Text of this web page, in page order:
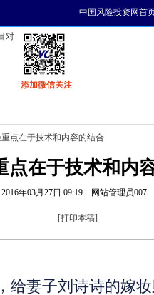
中国风险投资网首
添加微信关注
点在于技术和内容的结合
点在于技术和内
2016年03月27日 09:19 网站管理员007
[打印本稿]
给妻子刘诗诗的嫁妆